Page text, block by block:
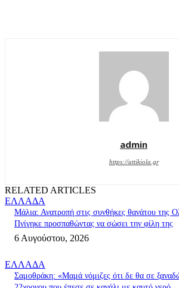
admin
https://attikiola.gr
RELATED ARTICLES
ΕΛΛΑΔΑ
Μάλια: Ανατροπή στις συνθήκες θανάτου της
Πνίγηκε προσπαθώντας να σώσει την φίλη της
6 Αυγούστου, 2026
ΕΛΛΑΔΑ
Σαμοθράκη: «Μαμά νόμιζες ότι δε θα σε